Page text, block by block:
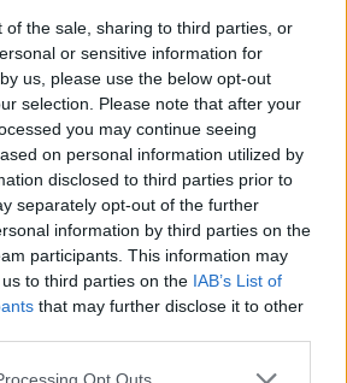
of the sale, sharing to third parties, or
or sensitive information for
us, please use the below opt-out
selection. Please note that after your
you may continue seeing
on personal information utilized by
disclosed to third parties prior to
separately opt-out of the further
information by third parties on the
participants. This information may
to third parties on the IAB’s List of
that may further disclose it to other
Opt Outs
της
Νέες
παραβάσεις
στο Αιγαίο με
επανδρωμένα